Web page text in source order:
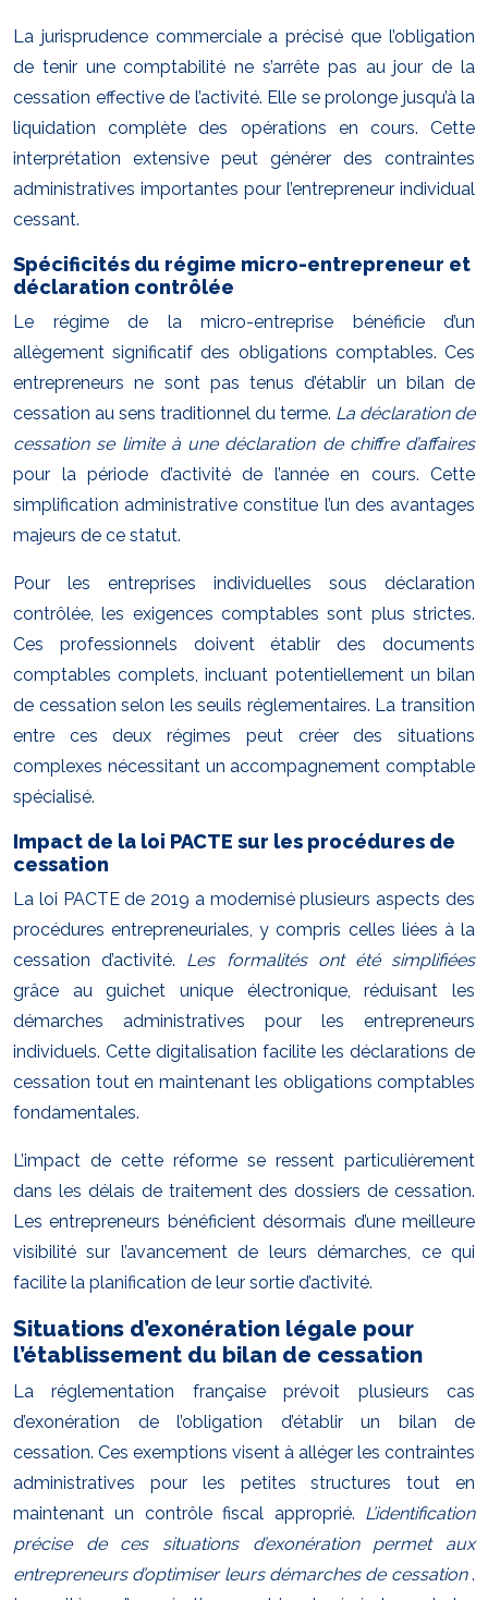
La jurisprudence commerciale a précisé que l’obligation
de tenir une comptabilité ne s’arrête pas au jour de la
cessation effective de l’activité. Elle se prolonge jusqu’à la
liquidation complète des opérations en cours. Cette
interprétation extensive peut générer des contraintes
administratives importantes pour l’entrepreneur individual
cessant.
Spécificités du régime micro-entrepreneur et
déclaration contrôlée
Le régime de la micro-entreprise bénéficie d’un
allègement significatif des obligations comptables. Ces
entrepreneurs ne sont pas tenus d’établir un bilan de
cessation au sens traditionnel du terme. La déclaration de
cessation se limite à une déclaration de chiffre d’affaires
pour la période d’activité de l’année en cours. Cette
simplification administrative constitue l’un des avantages
majeurs de ce statut.
Pour les entreprises individuelles sous déclaration
contrôlée, les exigences comptables sont plus strictes.
Ces professionnels doivent établir des documents
comptables complets, incluant potentiellement un bilan
de cessation selon les seuils réglementaires. La transition
entre ces deux régimes peut créer des situations
complexes nécessitant un accompagnement comptable
spécialisé.
Impact de la loi PACTE sur les procédures de
cessation
La loi PACTE de 2019 a modernisé plusieurs aspects des
procédures entrepreneuriales, y compris celles liées à la
cessation d’activité. Les formalités ont été simplifiées
grâce au guichet unique électronique, réduisant les
démarches administratives pour les entrepreneurs
individuels. Cette digitalisation facilite les déclarations de
cessation tout en maintenant les obligations comptables
fondamentales.
L’impact de cette réforme se ressent particulièrement
dans les délais de traitement des dossiers de cessation.
Les entrepreneurs bénéficient désormais d’une meilleure
visibilité sur l’avancement de leurs démarches, ce qui
facilite la planification de leur sortie d’activité.
Situations d’exonération légale pour
l’établissement du bilan de cessation
La réglementation française prévoit plusieurs cas
d’exonération de l’obligation d’établir un bilan de
cessation. Ces exemptions visent à alléger les contraintes
administratives pour les petites structures tout en
maintenant un contrôle fiscal approprié. L’identification
précise de ces situations d’exonération permet aux
entrepreneurs d’optimiser leurs démarches de cessation.